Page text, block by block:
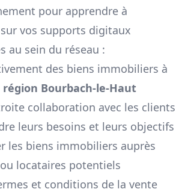
pour apprendre à
vos supports digitaux
au sein du réseau :
des biens immobiliers à
région Bourbach-le-Haut
collaboration avec les clients
leurs besoins et leurs objectifs
les biens immobiliers auprès
locataires potentiels
et conditions de la vente